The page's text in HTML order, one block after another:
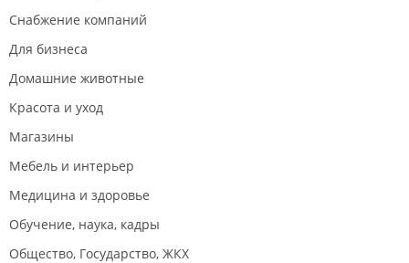
Снабжение компаний
Для бизнеса
Домашние животные
Красота и уход
Магазины
Мебель и интерьер
Медицина и здоровье
Обучение, наука, кадры
Общество, Государство, ЖКХ